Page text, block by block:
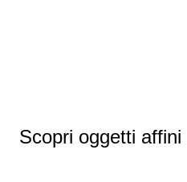
Scopri oggetti affini